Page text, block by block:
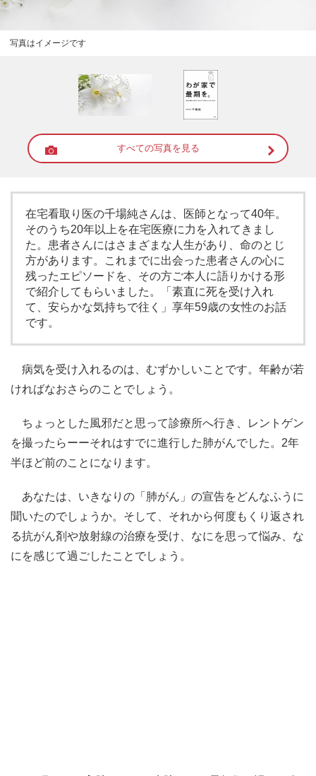
写真はイメージです
すべての写真を見る
在宅看取り医の千場純さんは、医師となって40年。
そのうち20年以上を在宅医療に力を入れてきまし
た。患者さんにはさまざまな人生があり、命のとじ
方があります。これまでに出会った患者さんの心に
残ったエピソードを、その方ご本人に語りかける形
で紹介してもらいました。「素直に死を受け入れ
て、安らかな気持ちで往く」享年59歳の女性のお話
です。
病気を受け入れるのは、むずかしいことです。年齢が若
ければなおさらのことでしょう。
ちょっとした風邪だと思って診療所へ行き、レントゲン
を撮ったらーーそれはすでに進行した肺がんでした。2年
半ほど前のことになります。
あなたは、いきなりの「肺がん」の宣告をどんなふうに
聞いたのでしょうか。そして、それから何度もくり返され
る抗がん剤や放射線の治療を受け、なにを思って悩み、な
にを感じて過ごしたことでしょう。